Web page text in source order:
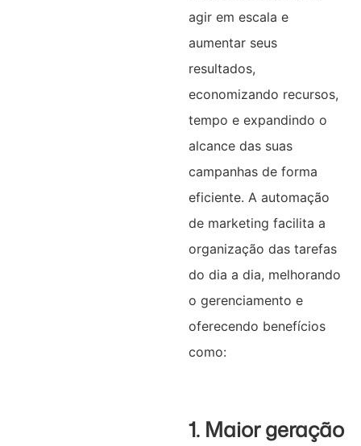
agir em escala e
aumentar seus
resultados,
economizando recursos,
tempo e expandindo o
alcance das suas
campanhas de forma
eficiente. A automação
de marketing facilita a
organização das tarefas
do dia a dia, melhorando
o gerenciamento e
oferecendo benefícios
como:
1. Maior geração